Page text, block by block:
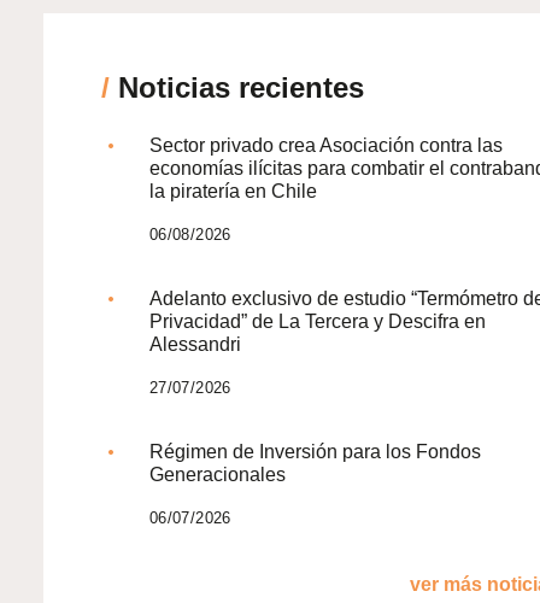
/ Noticias recientes
Sector privado crea Asociación contra las
economías ilícitas para combatir el
la piratería en Chile
06/08/2026
Adelanto exclusivo de estudio “Termómetro
Privacidad” de La Tercera y Descifra en
Alessandri
27/07/2026
Régimen de Inversión para los Fondos
Generacionales
06/07/2026
ver más